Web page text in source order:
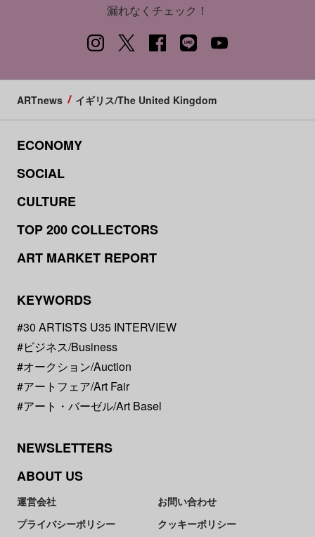
漏れなくチェック！
ARTnews イギリス/The United Kingdom
ECONOMY
SOCIAL
CULTURE
TOP 200 COLLECTORS
ART MARKET REPORT
KEYWORDS
#30 ARTISTS U35 INTERVIEW
#ビジネス/Business
#オークション/Auction
#アートフェア/Art Fair
#アート・バーゼル/Art Basel
NEWSLETTERS
ABOUT US
運営会社
お問い合わせ
プライバシーポリシー
クッキーポリシー